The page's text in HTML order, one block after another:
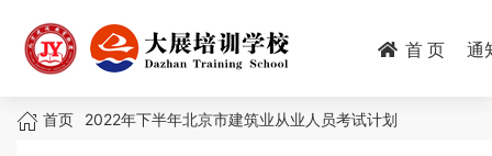
首 页 通
面首页 2022年下半年北京市建筑业从业人员考试计划